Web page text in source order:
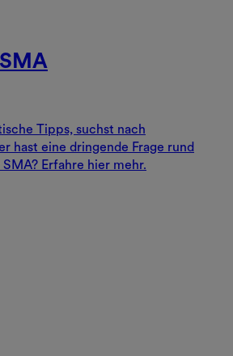
Tipps, suchst nach
hast eine dringende Frage rund
Erfahre hier mehr.